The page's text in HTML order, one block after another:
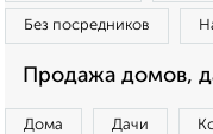
Без посредников
Продажа домов,
Дома Дачи